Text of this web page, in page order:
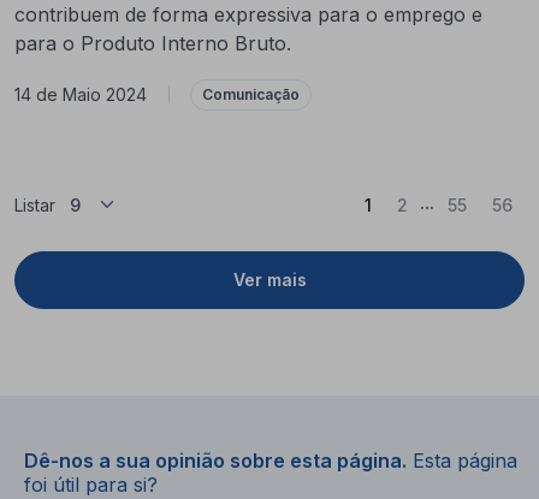
contribuem de forma expressiva para o emprego e
para o Produto Interno Bruto.
14 de Maio 2024 Comunicação
Listar
Ver mais
1 (Atual)
2 ... 55 56
Dê-nos a sua opinião sobre esta página. Esta página
foi útil para si?